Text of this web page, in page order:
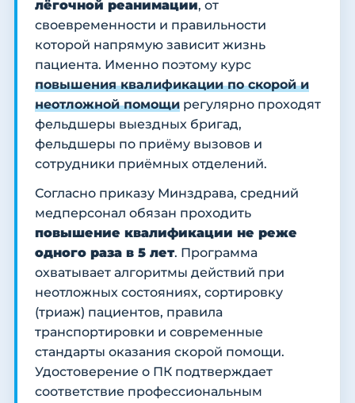
лёгочной реанимации, от
своевременности и правильности
которой напрямую зависит жизнь
пациента. Именно поэтому курс
повышения квалификации по скорой и
неотложной помощи регулярно проходят
фельдшеры выездных бригад,
фельдшеры по приёму вызовов и
сотрудники приёмных отделений.
Согласно приказу Минздрава, средний
медперсонал обязан проходить
повышение квалификации не реже
одного раза в 5 лет. Программа
охватывает алгоритмы действий при
неотложных состояниях, сортировку
(триаж) пациентов, правила
транспортировки и современные
стандарты оказания скорой помощи.
Удостоверение о ПК подтверждает
соответствие профессиональным